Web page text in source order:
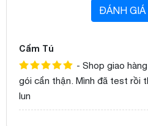
ĐÁNH GIÁ
Cẩm Tú
- Shop giao
gói cẩn thận. Mình đã test rồi
lun